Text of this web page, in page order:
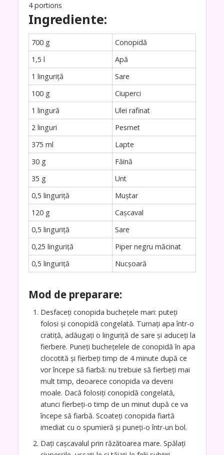
4 portions
Ingrediente:
700 g
Conopidă
1,5 l
Apă
1 linguriță
Sare
100 g
Ciuperci
1 lingură
Ulei rafinat
2 linguri
Pesmet
375 ml
Lapte
30 g
Făină
35 g
Unt
0,5 linguriță
Muștar
120 g
Cașcaval
0,5 linguriță
Sare
0,25 linguriță
Piper negru măcinat
0,5 linguriță
Nucșoară
Mod de preparare:
Desfaceți conopida buchețele mari: puteți
folosi și conopidă congelată. Turnați apa într-o
cratiță, adăugați o linguriță de sare și aduceți la
fierbere. Puneți buchețelele de conopidă în apa
clocotită și fierbeți timp de 4 minute după ce
vor începe să fiarbă: nu trebuie să fierbeți mai
mult timp, deoarece conopida va deveni
moale. Dacă folosiți conopidă congelată,
atunci fierbeți-o timp de un minut după ce va
începe să fiarbă. Scoateți conopida fiartă
imediat cu o spumieră și puneți-o într-un bol.
Dați cașcavalul prin răzătoarea mare. Spălați